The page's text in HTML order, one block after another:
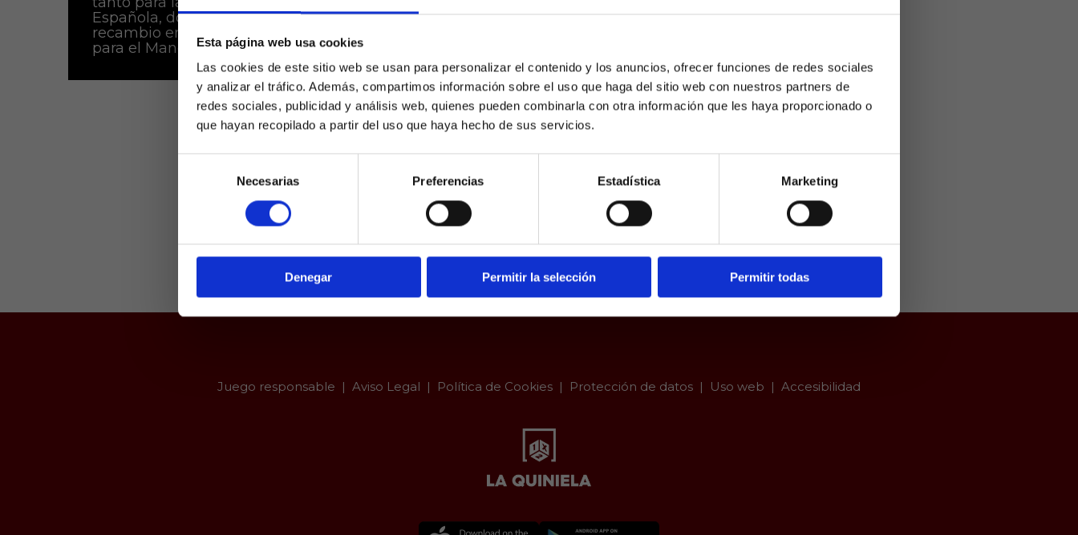
Esta página web usa cookies
Las cookies de este sitio web se usan para personalizar el contenido y los anuncios, ofrecer funciones de redes sociales
y analizar el tráfico. Además, compartimos información sobre el uso que haga del sitio web con nuestros partners de
redes sociales, publicidad y análisis web, quienes pueden combinarla con otra información que les haya proporcionado o
que hayan recopilado a partir del uso que haya hecho de sus servicios.
consentimiento
Necesarias Preferencias Estadística Marketing
Denegar Permitir la selección Permitir todas
SÍ, SOY MAYOR DE 18 AÑOS
NO SOY MAYOR DE 18 AÑOS
Laquiniela.es es un sitio cuyo contenido está dirigido, única y exclusivamente a
mayores de edad. Para asegurar que a este sitio web solo accedan usuarios mayores
de edad, se incorpora un filtro de edad al que se debe responder con
responsabilidad y veracidad.
Española, donde no tiene
recambio en el pivote, como
para el Manchester City. Y es...
Juego responsable Aviso Legal Política de Cookies Protección de datos Uso web Accesibilidad